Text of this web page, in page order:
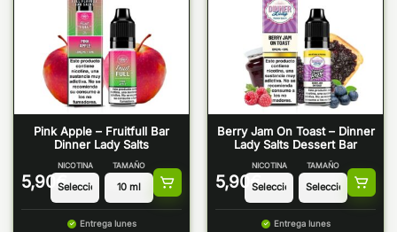
Pink Apple – Fruitfull Bar
Dinner Lady Salts
5,90 €
NICOTINA TAMAÑO
Entrega lunes
Berry Jam On Toast – Dinner
Lady Salts Dessert Bar
5,90 €
NICOTINA TAMAÑO
Entrega lunes